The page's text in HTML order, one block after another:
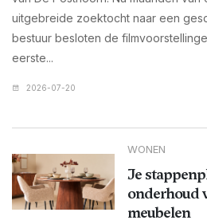
uitgebreide zoektocht naar een
bestuur besloten de
eerste...
2026-07-20
WONEN
Je
onderhoud
meubelen